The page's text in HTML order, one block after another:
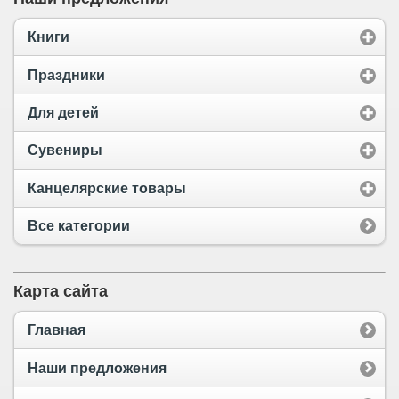
Книги
Праздники
Для детей
Сувениры
Канцелярские товары
Все категории
Карта сайта
Главная
Наши предложения